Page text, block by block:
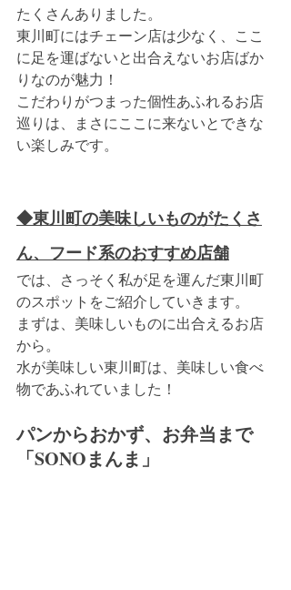
たくさんありました。
東川町にはチェーン店は少なく、ここ
に足を運ばないと出合えないお店ばか
りなのが魅力！
こだわりがつまった個性あふれるお店
巡りは、まさにここに来ないとできな
い楽しみです。
◆東川町の美味しいものがたくさ
ん、フード系のおすすめ店舗
では、さっそく私が足を運んだ東川町
のスポットをご紹介していきます。
まずは、美味しいものに出合えるお店
から。
水が美味しい東川町は、美味しい食べ
物であふれていました！
パンからおかず、お弁当まで
「SONOまんま」